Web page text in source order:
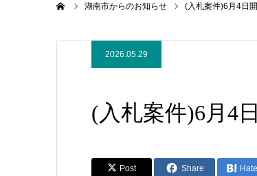
湖南市からのお知らせ (入札案件)6月4日
2026.05.29
(入札案件)6月4
Post Share